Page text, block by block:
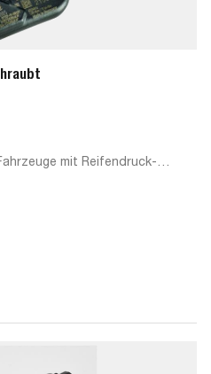
mit Reifendruck-